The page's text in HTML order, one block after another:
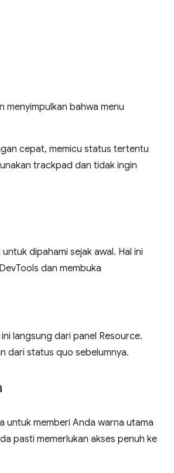
menyimpulkan bahwa menu
cepat, memicu status tertentu
trackpad dan tidak ingin
dipahami sejak awal. Hal ini
dan membuka
langsung dari panel Resource.
dari status quo sebelumnya.
untuk memberi Anda warna utama
pasti memerlukan akses penuh ke